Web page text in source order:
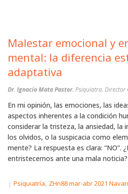
Malestar emocional y
mental: la diferencia
adaptativa
Dr. Ignacio Mata Pastor. Psiquiatra. Director
En mi opinión, las emociones, las
aspectos inherentes a la condición
considerar la tristeza, la ansiedad, la
los olvidos, o la suspicacia como
mente? La respuesta es clara: “NO”.
entristecernos ante una mala
| Psiquiatría, ZHn88 mar-abr 2021